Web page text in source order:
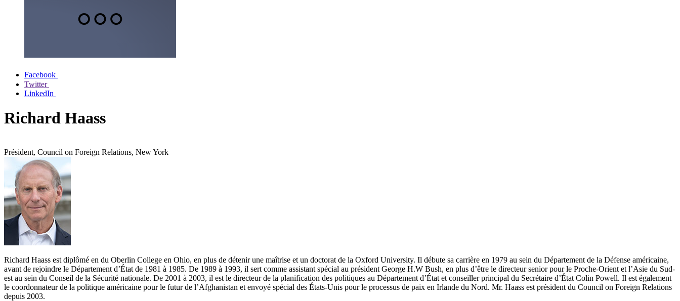
Facebook
Twitter
LinkedIn
Richard Haass
Président, Council on Foreign Relations, New York
Richard Haass est diplômé en du Oberlin College en Ohio, en plus de détenir une maîtrise et un doctorat de la Oxford University. Il débute sa carrière en 1979 au sein du Département de la Défense américaine,
avant de rejoindre le Département d’État de 1981 à 1985. De 1989 à 1993, il sert comme assistant spécial au président George H.W Bush, en plus d’être le directeur senior pour le Proche-Orient et l’Asie du Sud-
est au sein du Conseil de la Sécurité nationale. De 2001 à 2003, il est le directeur de la planification des politiques au Département d’État et conseiller principal du Secrétaire d’État Colin Powell. Il est également
le coordonnateur de la politique américaine pour le futur de l’Afghanistan et envoyé spécial des États-Unis pour le processus de paix en Irlande du Nord. Mr. Haass est président du Council on Foreign Relations
depuis 2003.